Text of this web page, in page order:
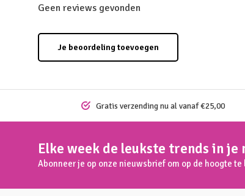
Geen reviews gevonden
Je beoordeling toevoegen
Gratis verzending nu al vanaf €25,00
Elke week de leukste trends in je
Abonneer je op onze nieuwsbrief om op de hoogte te